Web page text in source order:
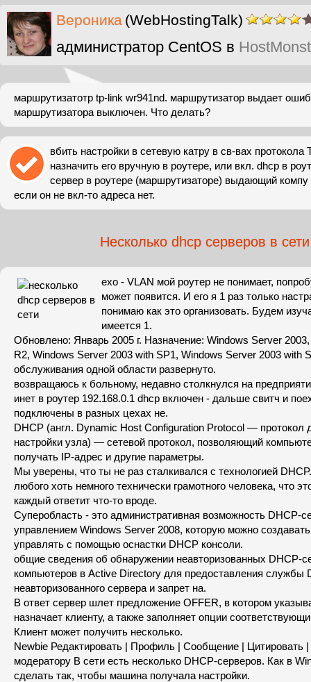
Вероника (WebHostingTalk)
администратор CentOS в
маршрутизатотр tp-link wr941nd. маршрутизатор выдает
маршрутизатора выключен. Что делать?
вбить настройки в сетевую катру в cв-вах
назначить его вручную в роутере, или вкл. dhcp в
сервер в роутере (маршрутизаторе) выдающий компу
если он не вкл-то адреса нет.
Несколько dhcp серверов в сети
exo - VLAN мой роутер не понимает,
может появится. И его я 1 раз только
понимаю как это организовать. Будем
имеется 1.
Обновлено: Январь 2005 г. Назначение: Windows Server
R2, Windows Server 2003 with SP1, Windows Server 2003 with
обслуживания одной области развернуто.
возвращаюсь к больному, недавно столкнулся на
инет в роутер 192.168.0.1 dhcp включен - дальше свитч и
подключены в разных цехах не.
DHCP (англ. Dynamic Host Configuration Protocol — протокол
настройки узла) — сетевой протокол, позволяющий
получать IP-адрес и другие параметры.
Мы уверены, что ты не раз сталкивался с технологией
любого хоть немного технически грамотного человека, что
каждый ответит что-то вроде.
Суперобласть - это административная возможность DHCP-
управлением Windows Server 2008, которую можно
управлять с помощью оснастки DHCP консоли.
общие сведения об обнаружении неавторизованных DHCP-
компьютеров в Active Directory для предоставления службы
неавторизованного сервера и запрет на.
В ответ сервер шлет предложение OFFER, в котором
назначает клиенту, а также заполняет опции
Клиент может получить несколько.
Newbie Редактировать | Профиль | Сообщение | Цитировать
модератору В сети есть несколько DHCP-серверов. Как в
сделать так, чтобы машина получала настройки.